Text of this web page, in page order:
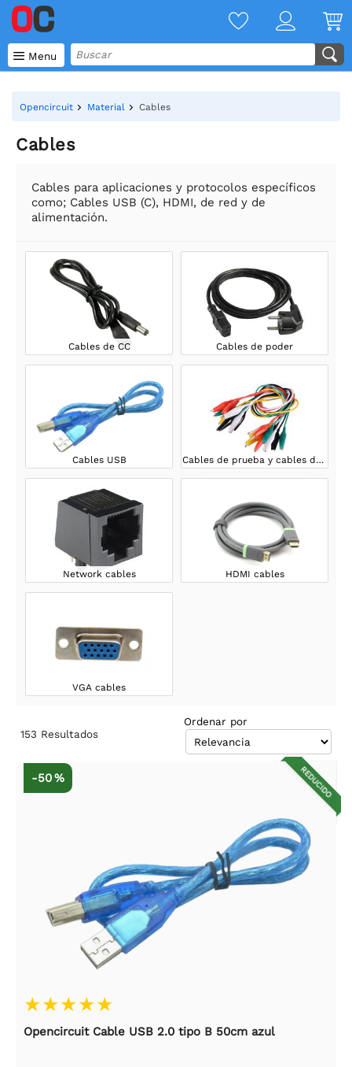
 Menu
Opencircuit Material Cables
Cables
Cables para aplicaciones y protocolos específicos
como; Cables USB (C), HDMI, de red y de
alimentación.
Cables de CC Cables de poder
Cables USB Cables de prueba y cables de prueba
Network cables HDMI cables
VGA cables
153 Resultados
Ordenar por
REDUCIDO
-50 %
Opencircuit Cable USB 2.0 tipo B 50cm azul